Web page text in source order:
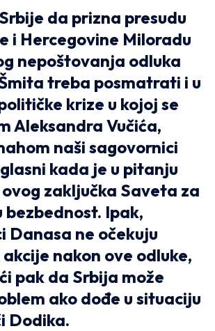
da prizna presudu
i Hercegovine Miloradu
nepoštovanja odluka
treba posmatrati i u
krize u kojoj se
Aleksandra Vučića,
naši sagovornici
kada je u pitanju
zaključka Saveta za
bezbednost. Ipak,
Danasa ne očekuju
nakon ove odluke,
pak da Srbija može
ako dođe u situaciju
Dodika.